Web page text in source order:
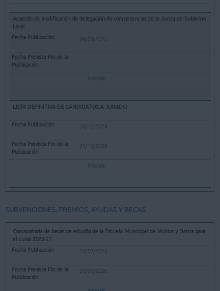
Acuerdo de modificación de delegación de competencias de la Junta de Gobierno
Local
04/03/2026
Mostrar
LISTA DEFINITIVA DE CANDIDATOS A JURADO
30/12/2024
31/12/2026
Mostrar
SUBVENCIONES, PREMIOS, AYUDAS Y BECAS
Convocatoria de becas de estudio de la Escuela Municipal de Música y Danza para
el curso 2026-27.
30/07/2026
30/09/2026